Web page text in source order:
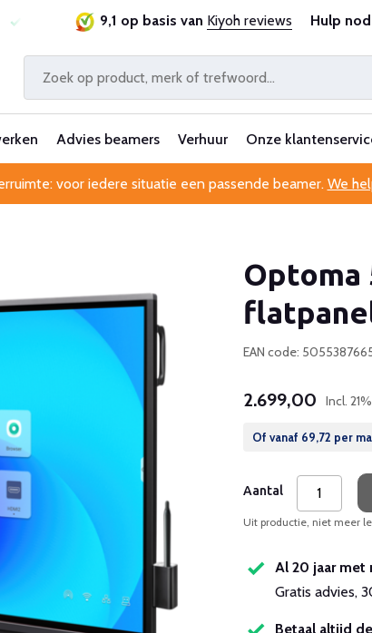
Laagste prijsgarantie Al 25 jaar betrouwbaar en
9,1 op basis van Kiyoh reviews Hulp
Advies beamers Verhuur Onze
voor iedere situatie een passende beamer. We
Optoma
EAN code:
2.699,00 Incl.
Of vanaf 69,72 per
Aantal
Uit productie, niet meer
Al 20 jaar met
Gratis advies,
Betaal altijd